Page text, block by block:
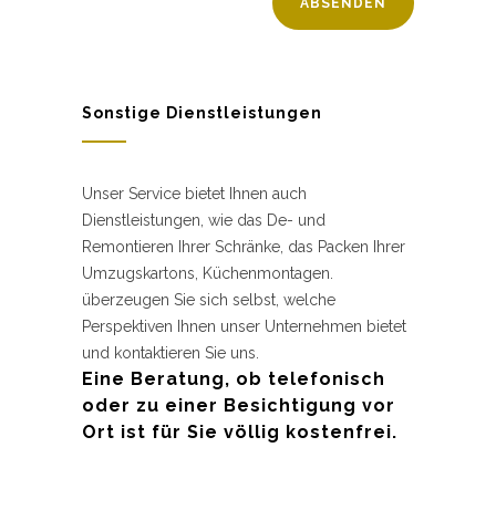
Sonstige Dienstleistungen
Unser Service bietet Ihnen auch
Dienstleistungen, wie das De- und
Remontieren Ihrer Schränke, das Packen Ihrer
Umzugskartons, Küchenmontagen.
überzeugen Sie sich selbst, welche
Perspektiven Ihnen unser Unternehmen bietet
und kontaktieren Sie uns.
Eine Beratung, ob telefonisch
oder zu einer Besichtigung vor
Ort ist für Sie völlig kostenfrei.